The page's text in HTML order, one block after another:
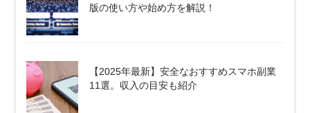
版の使い方や始め方を解説！
【2025年最新】安全なおすすめスマホ副業
11選。収入の目安も紹介